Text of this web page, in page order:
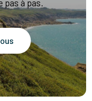
pas à pas.